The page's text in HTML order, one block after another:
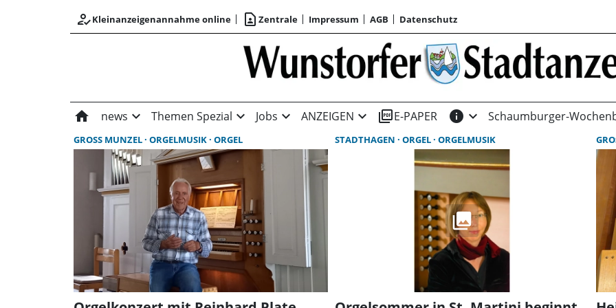
how_to_regKleinanzeigenannahme online contact_page Zentrale Impressum AGB Datenschutz
home news expand_more Themen Spezial expand_more Jobs expand_more ANZEIGEN expand_more picture_as_pdfE-PAPER info expand_more Schaumburger-
GROSS MUNZEL ORGELMUSIK ORGEL STADTHAGEN ORGEL ORGELMUSIK